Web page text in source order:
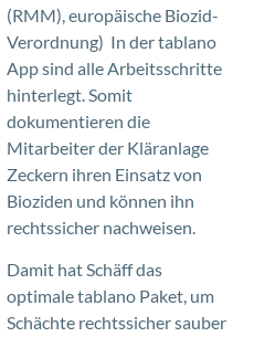
(RMM), europäische Biozid-
Verordnung) In der tablano
App sind alle Arbeitsschritte
hinterlegt. Somit
dokumentieren die
Mitarbeiter der Kläranlage
Zeckern ihren Einsatz von
Bioziden und können ihn
rechtssicher nachweisen.
Damit hat Schäff das
optimale tablano Paket, um
Schächte rechtssicher sauber